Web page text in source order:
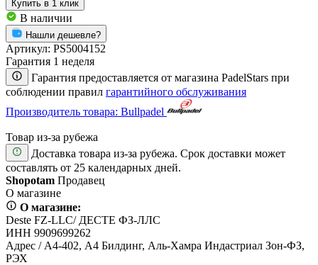
Купить в 1 клик
В наличии
Нашли дешевле?
Артикул: PS5004152
Гарантия 1 неделя
Гарантия предоставляется от магазина PadelStars при
соблюдении правил гарантийного обслуживания
Производитель товара: Bullpadel
Товар из-за рубежа
Доставка товара из-за рубежа. Срок доставки может
составлять от 25 календарных дней.
Shopotam Продавец
О магазине
О магазине:
Deste FZ-LLC/ ДЕСТЕ ФЗ-ЛЛС
ИНН 9909699262
Адрес / А4-402, А4 Билдинг, Аль-Хамра Индастриал Зон-ФЗ,
РЭХ